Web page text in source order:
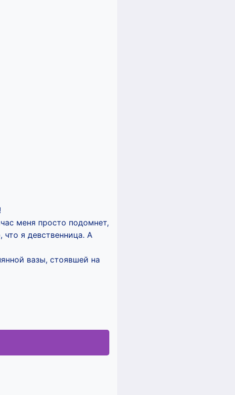
меня просто подомнет,
что я девственница. А
вазы, стоявшей на